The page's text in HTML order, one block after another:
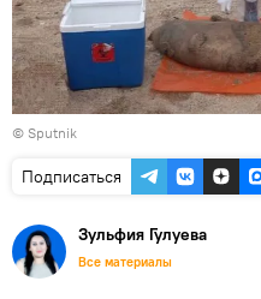
© Sputnik
Подписаться
Зульфия Гулуева
Все материалы